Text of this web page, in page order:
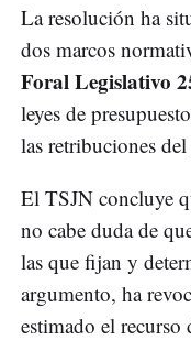
La resolución ha
dos marcos
Foral Legislativo
leyes de
las retribuciones
El TSJN concluye
no cabe duda de
las que fijan y
argumento, ha
estimado el